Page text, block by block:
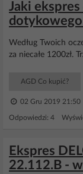
Jaki
dotykowego
Według Twoich
za niecałe 1200zł.
AGD Co kupić?
02 Gru 2019 21:50
Odpowiedzi: 4
Ekspres
22.112.B -